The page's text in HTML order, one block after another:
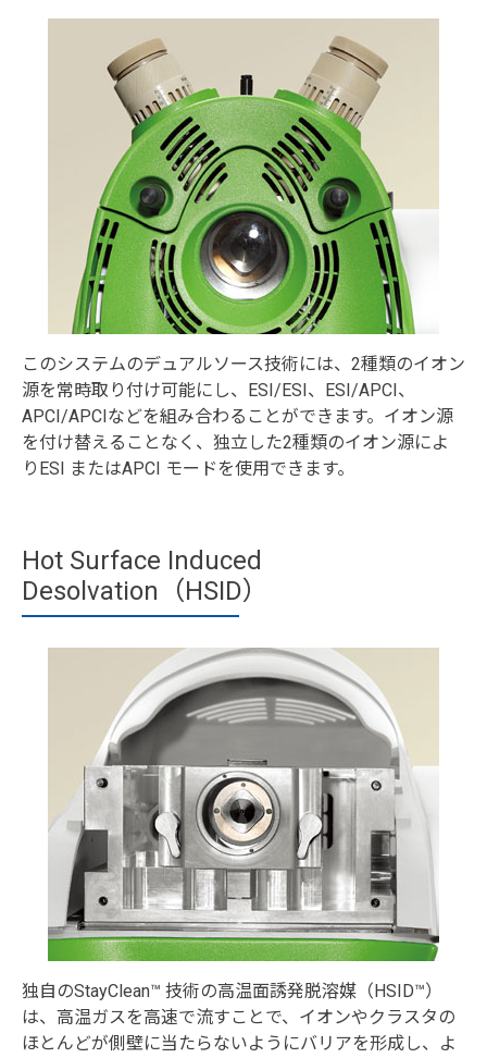
このシステムのデュアルソース技術には、2種類のイオン
源を常時取り付け可能にし、ESI/ESI、ESI/APCI、
APCI/APCIなどを組み合わることができます。イオン源
を付け替えることなく、独立した2種類のイオン源によ
りESI またはAPCI モードを使用できます。
Hot Surface Induced
Desolvation（HSID）
独自のStayClean™ 技術の高温面誘発脱溶媒（HSID™）
は、高温ガスを高速で流すことで、イオンやクラスタの
ほとんどが側壁に当たらないようにバリアを形成し、よ